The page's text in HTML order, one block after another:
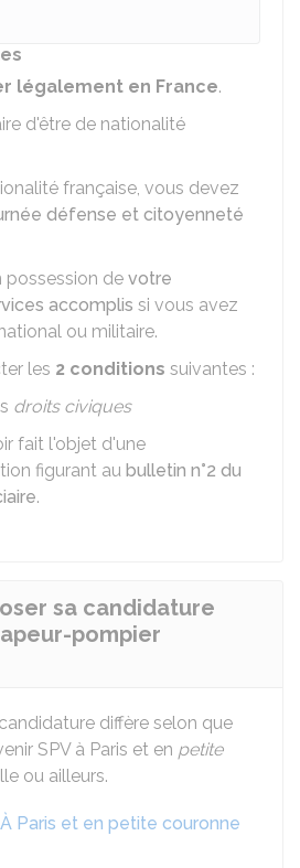
légalement en France.
d'être de nationalité
française, vous devez
défense et citoyenneté
possession de votre
accomplis si vous avez
ou militaire.
les 2 conditions suivantes :
droits civiques
fait l'objet d'une
figurant au bulletin n°2 du
.
sa candidature
pompier
diffère selon que
SPV à Paris et en petite
ou ailleurs.
À Paris et en petite couronne